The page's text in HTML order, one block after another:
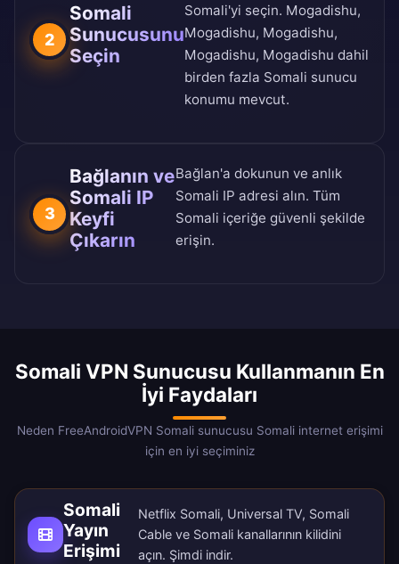
2
Somali
Sunucusunu
Seçin
Somali'yi seçin. Mogadishu,
Mogadishu, Mogadishu,
Mogadishu, Mogadishu dahil
birden fazla Somali sunucu
konumu mevcut.
3
Bağlanın ve
Somali IP
Keyfi
Çıkarın
Bağlan'a dokunun ve anlık
Somali IP adresi alın. Tüm
Somali içeriğe güvenli şekilde
erişin.
Somali VPN Sunucusu Kullanmanın En
İyi Faydaları
Neden FreeAndroidVPN Somali sunucusu Somali internet erişimi
için en iyi seçiminiz
Somali
Yayın
Erişimi
Netflix Somali, Universal TV, Somali
Cable ve Somali kanallarının kilidini
açın. Şimdi indir.